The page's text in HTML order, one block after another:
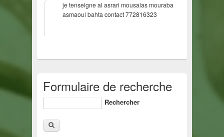
je tenseigne al asrari mousalas mouraba
asmaoul bahta contact 772816323
Formulaire de recherche
Rechercher